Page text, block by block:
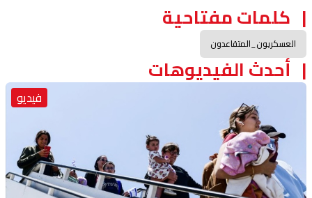
كلمات مفتاحية
العسكريون_المتقاعدون
أحدث الفيديوهات
فيديو